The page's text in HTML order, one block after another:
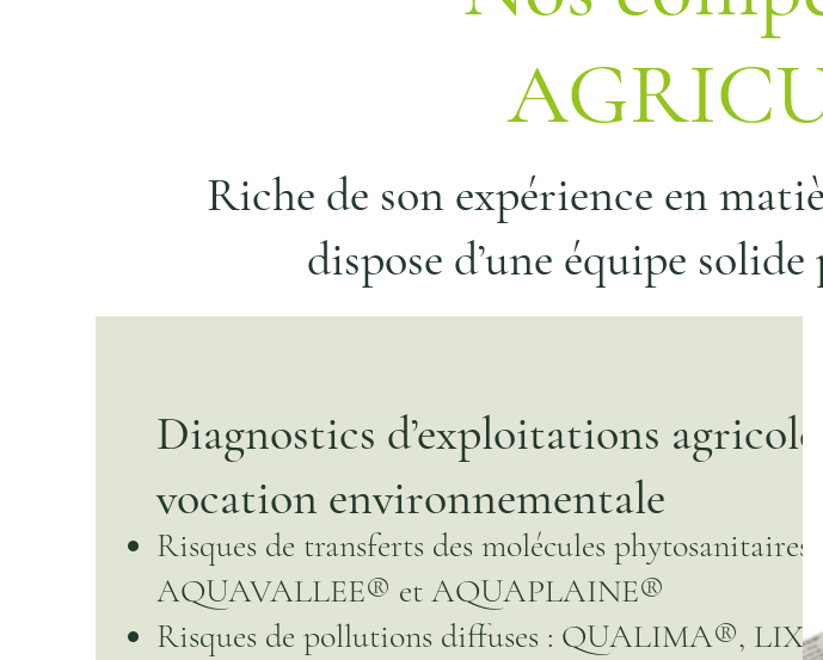
Riche de son expérience en
dispose d’une équipe
Diagnostics d’exploitations agricoles
vocation environnementale
Risques de transferts des molécules phytosanitaires
AQUAVALLEE® et AQUAPLAINE®
Risques de pollutions diffuses : QUALIMA®,